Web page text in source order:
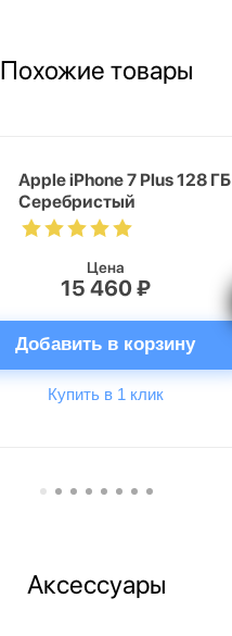
Похожие товары
Apple iPhone 7 Plus 128 ГБ
Серебристый
Цена
15 460 ₽
Добавить в корзину
Купить в 1 клик
Аксессуары